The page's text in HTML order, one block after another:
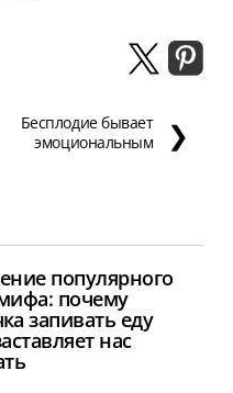
Бесплодие бывает
эмоциональным
❯
популярного
почему
запивать еду
нас